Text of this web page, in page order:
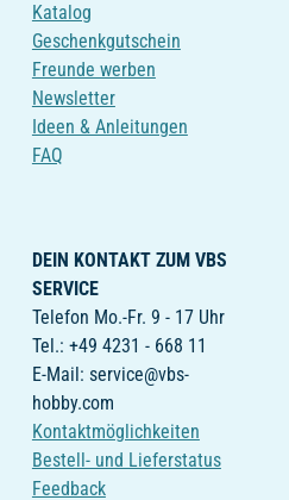
Katalog
Geschenkgutschein
Freunde werben
Newsletter
Ideen & Anleitungen
FAQ
DEIN KONTAKT ZUM VBS
SERVICE
Telefon Mo.-Fr. 9 - 17 Uhr
Tel.: +49 4231 - 668 11
E-Mail: service@vbs-
hobby.com
Kontaktmöglichkeiten
Bestell- und Lieferstatus
Feedback